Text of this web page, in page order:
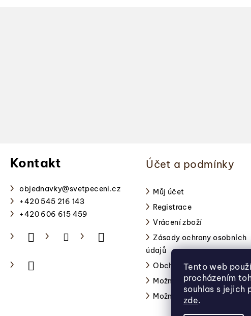
Tento web
procházením
souhlas s jejich
zde.
á
a
Kontakt
objednavky@svetpeceni.cz
+420 545 216 143
+420 606 615 459
Účet a podmínky
Můj účet
Registrace
Vrácení zboží
Zásady ochrany osobních
údajů
Obchodní podmínky
Možnosti platby
Možnosti dopravy